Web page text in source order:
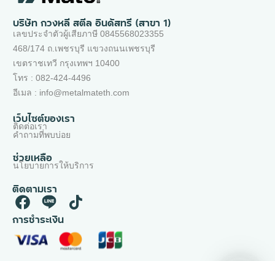
บริษัท กวงหลี สตีล อินดัสทรี (สาขา 1)
เลขประจำตัวผู้เสียภาษี 0845568023355
468/174 ถ.เพชรบุรี แขวงถนนเพชรบุรี
เขตราชเทวี กรุงเทพฯ 10400
โทร : 082-424-4496
อีเมล : info@metalmateth.com
เว็บไซต์ของเรา
ติดต่อเรา
คำถามที่พบบ่อย
ช่วยเหลือ
นโยบายการให้บริการ
ติดตามเรา
การชำระเงิน